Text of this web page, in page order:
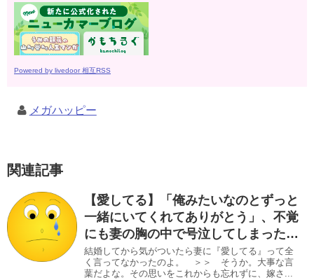
Powered by livedoor 相互RSS
メガハッピー
関連記事
【愛してる】「俺みたいなのとずっと
一緒にいてくれてありがとう」、不覚
にも妻の胸の中で号泣してしまった…
結婚してから気がついたら妻に『愛してる』って全
く言ってなかったのよ。 ＞＞ そうか。大事な言
葉だよな。その思いをこれからも忘れずに、嫁さ...